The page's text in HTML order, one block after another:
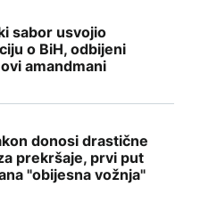
sabor usvojio
o BiH, odbijeni
amandmani
donosi drastične
prekršaje, prvi put
"obijesna vožnja"